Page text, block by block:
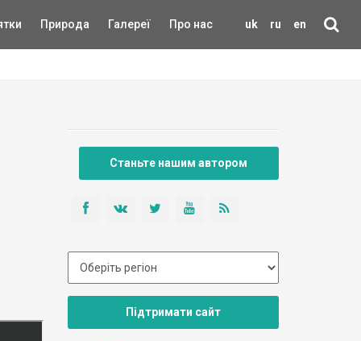
uk ru en
Природа Галереї Про нас
Станьте нашим автором
Підтримати сайт